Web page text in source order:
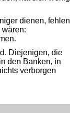
dienen, fehlen
Diejenigen, die
den Banken, in
verborgen